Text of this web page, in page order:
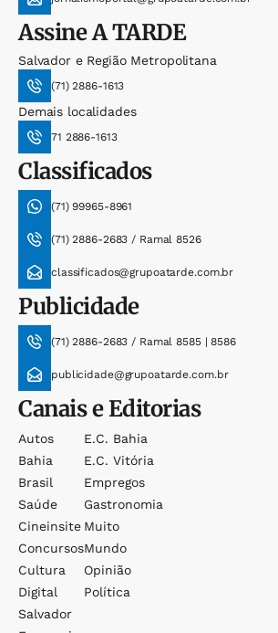
AssineA TARDE
Salvador e Região Metropolitana
(71) 2886-1613
Demais localidades
71 2886-1613
Classificados
(71) 99965-8961
(71) 2886-2683 / Ramal 8526
classificados@grupoatarde.com.br
Publicidade
(71) 2886-2683 / Ramal 8585 | 8586
publicidade@grupoatarde.com.br
Canais e Editorias
Autos
Bahia
Brasil
Saúde
Cineinsite
Concursos
Cultura
Digital
Salvador
E.c. Bahia
E.c. Vitória
Empregos
Gastronomia
Muito
Mundo
Opinião
Política